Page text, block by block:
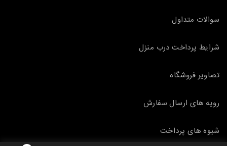
سوالات متداول
شرایط پرداخت درب منزل
تصاویر فروشگاه
رویه های ارسال سفارش
شیوه های پرداخت